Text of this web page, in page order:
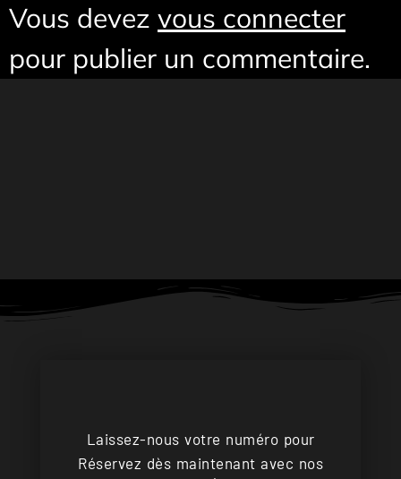
Vous devez vous connecter
pour publier un commentaire.
Laissez-nous votre numéro pour
Réservez dès maintenant avec nos